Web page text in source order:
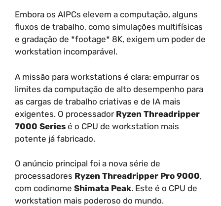
Embora os AIPCs elevem a computação, alguns
fluxos de trabalho, como simulações multifísicas
e gradação de *footage* 8K, exigem um poder de
workstation incomparável.
A missão para workstations é clara: empurrar os
limites da computação de alto desempenho para
as cargas de trabalho criativas e de IA mais
exigentes. O processador Ryzen Threadripper
7000 Series é o CPU de workstation mais
potente já fabricado.
O anúncio principal foi a nova série de
processadores Ryzen Threadripper Pro 9000,
com codinome Shimata Peak. Este é o CPU de
workstation mais poderoso do mundo.